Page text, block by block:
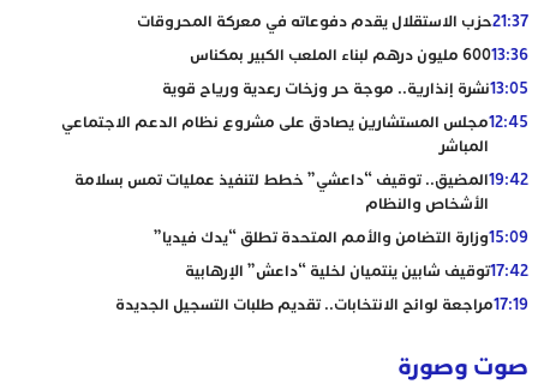
21:37حزب الاستقلال يقدم دفوعاته في معركة المحروقات
13:36600 مليون درهم لبناء الملعب الكبير بمكناس
13:05نشرة إنذارية.. موجة حر وزخات رعدية ورياح قوية
12:45مجلس المستشارين يصادق على مشروع نظام الدعم الاجتماعي
المباشر
19:42المضيق.. توقيف “داعشي” خطط لتنفيذ عمليات تمس بسلامة
الأشخاص والنظام
15:09وزارة التضامن والأمم المتحدة تطلق “يدك فيديا”
17:42توقيف شابين ينتميان لخلية “داعش” الإرهابية
17:19مراجعة لوائح الانتخابات.. تقديم طلبات التسجيل الجديدة
صوت وصورة